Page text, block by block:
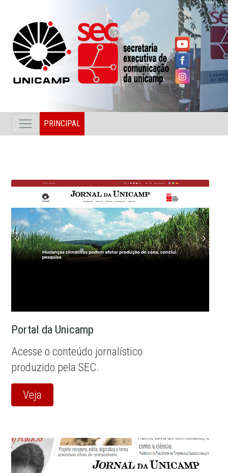
PRINCIPAL
Portal da Unicamp
Acesse o conteúdo jornalístico
produzido pela SEC.
Veja